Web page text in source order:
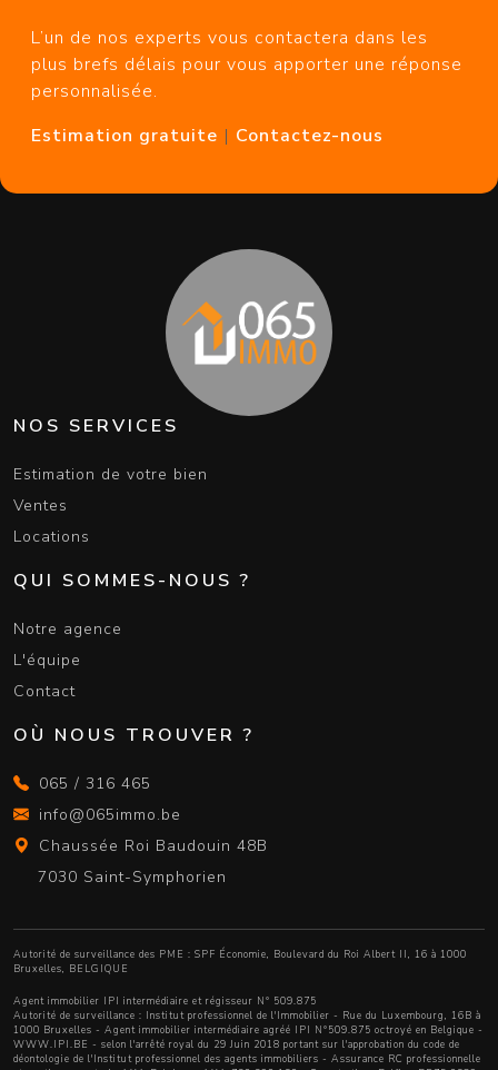
L’un de nos experts vous contactera dans les
plus brefs délais pour vous apporter une réponse
personnalisée.
Estimation gratuite | Contactez-nous
NOS SERVICES
Estimation de votre bien
Ventes
Locations
QUI SOMMES-NOUS ?
Notre agence
L'équipe
Contact
OÙ NOUS TROUVER ?
065 / 316 465
info@065immo.be
Chaussée Roi Baudouin 48B
7030 Saint-Symphorien
Autorité de surveillance des PME : SPF Économie, Boulevard du Roi Albert II, 16 à 1000
Bruxelles, BELGIQUE
Agent immobilier IPI intermédiaire et régisseur N° 509.875
Autorité de surveillance :
Institut professionnel de l'Immobilier - Rue du Luxembourg, 16B à
1000 Bruxelles - Agent immobilier intermédiaire agréé IPI N°509.875 octroyé en Belgique -
WWW.IPI.BE - selon l'arrêté royal du 29 Juin 2018 portant sur l'approbation du code de
déontologie de l'Institut professionnel des agents immobiliers - Assurance RC professionnelle